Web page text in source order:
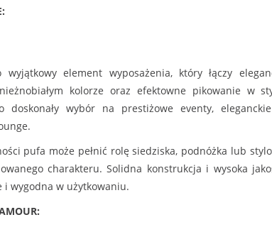
wyjątkowy element wyposażenia, który łączy
kolorze oraz efektowne pikowanie w
doskonały wybór na prestiżowe eventy,
pufa może pełnić rolę siedziska, podnóżka lub
charakteru. Solidna konstrukcja i wysoka
i wygodna w użytkowaniu.